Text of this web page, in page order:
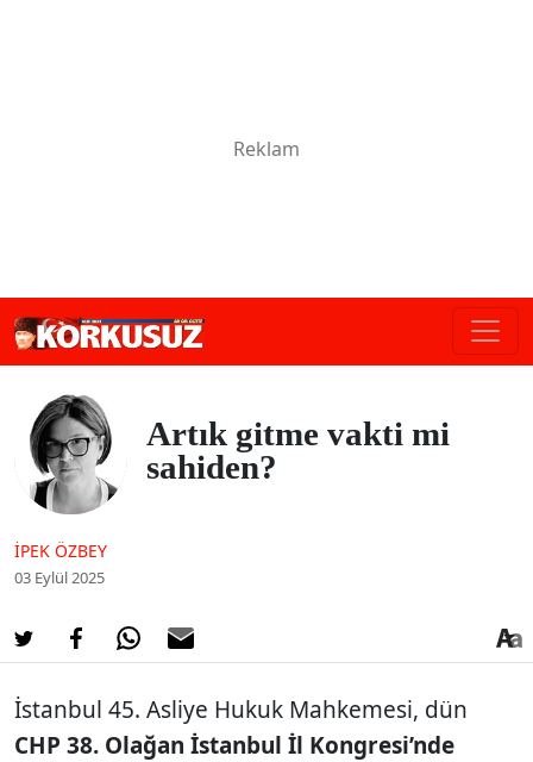
Artık gitme vakti mi
sahiden?
İPEK ÖZBEY
03 Eylül 2025
İstanbul 45. Asliye Hukuk Mahkemesi, dün
CHP 38. Olağan İstanbul İl Kongresi’nde